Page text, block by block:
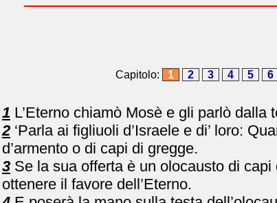
Capitolo: 1 2 3 4 5 6
1 L’Eterno chiamò Mosè e gli parlò dalla
2 ‘Parla ai figliuoli d’Israele e di’ loro:
d’armento o di capi di gregge.
3 Se la sua offerta è un olocausto di capi
ottenere il favore dell’Eterno.